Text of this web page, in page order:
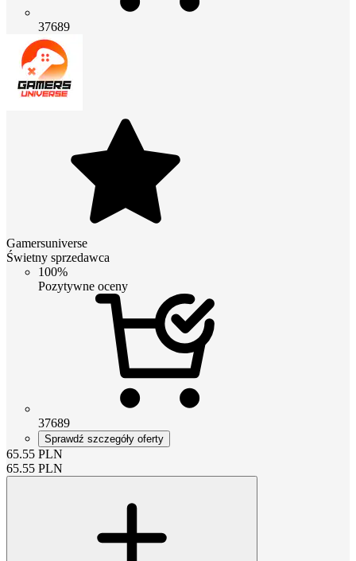
37689
Gamersuniverse
Świetny sprzedawca
100%
Pozytywne oceny
37689
Sprawdź szczegóły oferty
65.55 PLN
65.55 PLN